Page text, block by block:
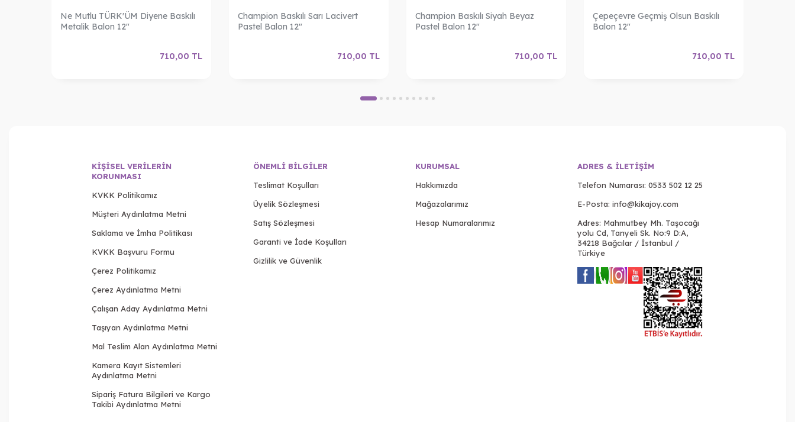
Ne Mutlu TÜRK'ÜM Diyene Baskılı
Metalik Balon 12"
710,00 TL
Champion Baskılı Sarı Lacivert
Pastel Balon 12"
710,00 TL
Champion Baskılı Siyah Beyaz
Pastel Balon 12"
710,00 TL
Çepeçevre Geçmiş Olsun Baskılı
Balon 12"
710,00 TL
KIŞISEL VERILERIN
KORUNMASI
KVKK Politikamız
Müşteri Aydınlatma Metni
Saklama ve İmha Politikası
KVKK Başvuru Formu
Çerez Politikamız
Çerez Aydınlatma Metni
Çalışan Aday Aydınlatma Metni
Taşıyan Aydınlatma Metni
Mal Teslim Alan Aydınlatma Metni
Kamera Kayıt Sistemleri
Aydınlatma Metni
Sipariş Fatura Bilgileri ve Kargo
Takibi Aydınlatma Metni
ÖNEMLI BILGILER
Teslimat Koşulları
Üyelik Sözleşmesi
Satış Sözleşmesi
Garanti ve İade Koşulları
Gizlilik ve Güvenlik
KURUMSAL
Hakkımızda
Mağazalarımız
Hesap Numaralarımız
ADRES & İLETIŞIM
Telefon Numarası: 0533 502 12 25
E-Posta: info@kikajoy.com
Adres: Mahmutbey Mh. Taşocağı
yolu Cd, Tanyeli Sk. No:9 D:A,
34218 Bağcılar / İstanbul /
Türkiye